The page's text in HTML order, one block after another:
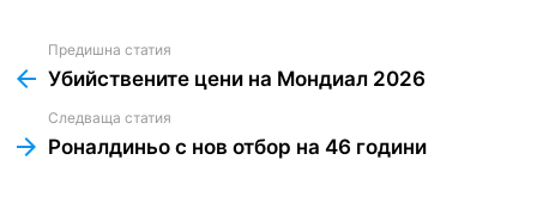
more
Предишна статия
Убийствените цени на Мондиал 2026
Следваща статия
Роналдиньо с нов отбор на 46 години